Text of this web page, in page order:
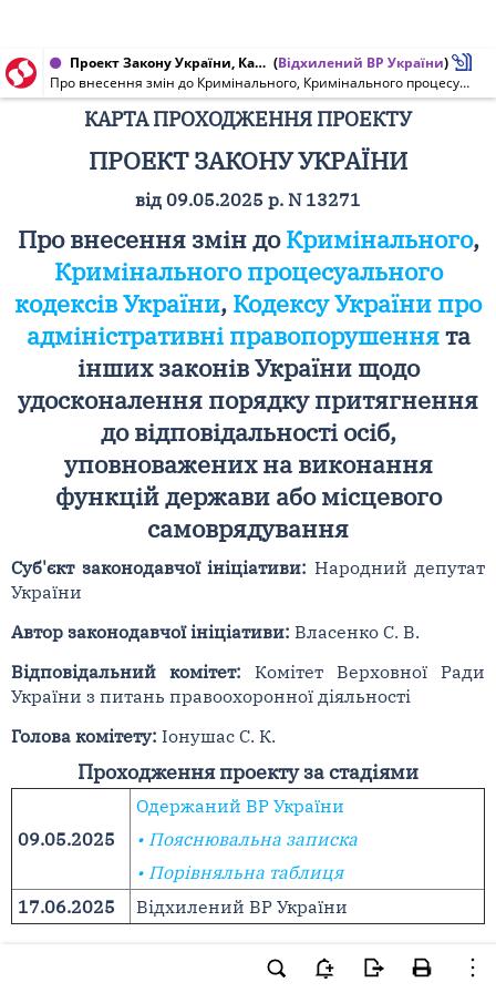
Проект Закону України, Карта проходження проекту від 17.06.2025 № 13271 (Відхилений ВР України)
Про внесення змін до Кримінального, Кримінального процесуального кодексів України, Кодексу України про адміністративні правопорушення та інших законів України щодо удосконалення порядку притягнення до відповідальності осіб, уповноважених на виконання функцій держави або місцевого самоврядування